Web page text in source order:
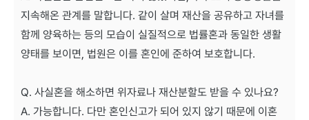
지속해온 관계를 말합니다. 같이 살며 재산을 공유하고 자녀를
함께 양육하는 등의 모습이 실질적으로 법률혼과 동일한 생활
양태를 보이면, 법원은 이를 혼인에 준하여 보호합니다.
Q. 사실혼을 해소하면 위자료나 재산분할도 받을 수 있나요?
A. 가능합니다. 다만 혼인신고가 되어 있지 않기 때문에 이혼